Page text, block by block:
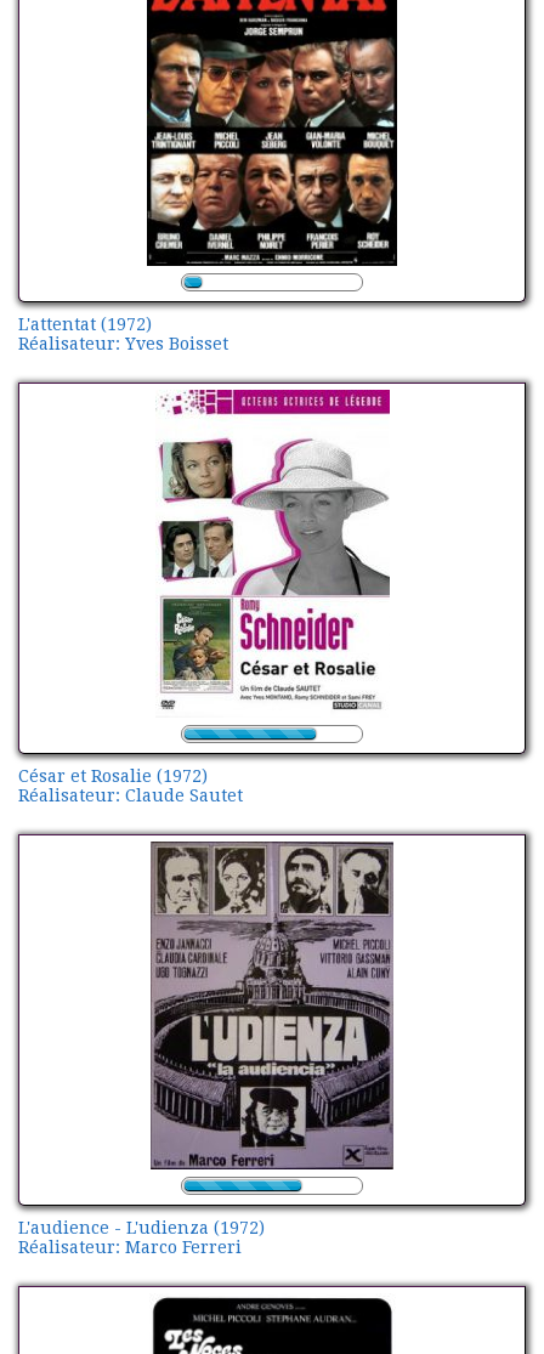
L'attentat (1972)
Réalisateur: Yves Boisset
César et Rosalie (1972)
Réalisateur: Claude Sautet
L'audience - L'udienza (1972)
Réalisateur: Marco Ferreri